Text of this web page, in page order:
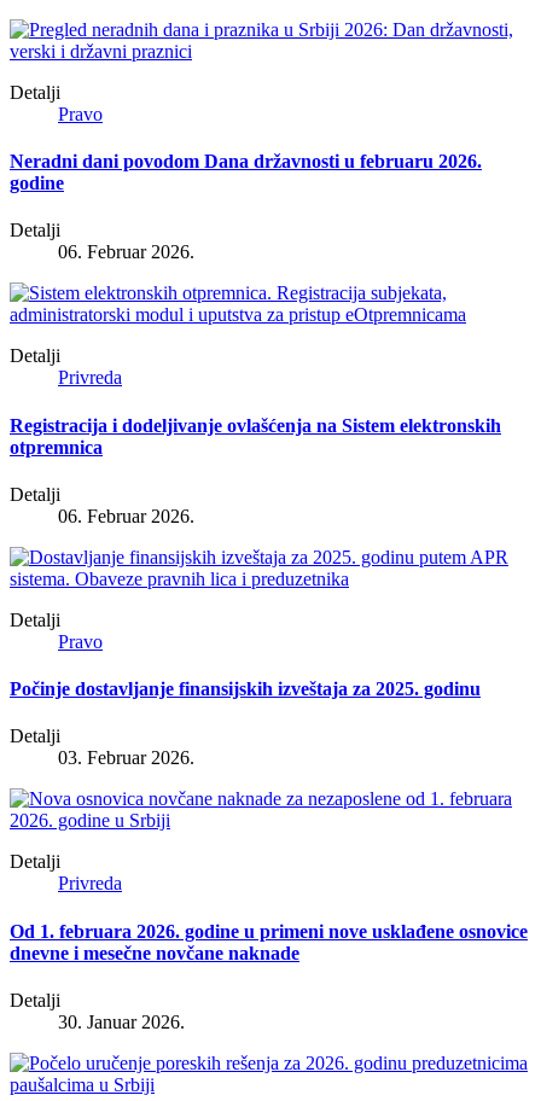
Detalji
Pravo
Neradni dani povodom Dana državnosti u februaru 2026.
godine
Detalji
06. Februar 2026.
Detalji
Privreda
Registracija i dodeljivanje ovlašćenja na Sistem elektronskih
otpremnica
Detalji
06. Februar 2026.
Detalji
Pravo
Počinje dostavljanje finansijskih izveštaja za 2025. godinu
Detalji
03. Februar 2026.
Detalji
Privreda
Od 1. februara 2026. godine u primeni nove usklađene osnovice
dnevne i mesečne novčane naknade
Detalji
30. Januar 2026.